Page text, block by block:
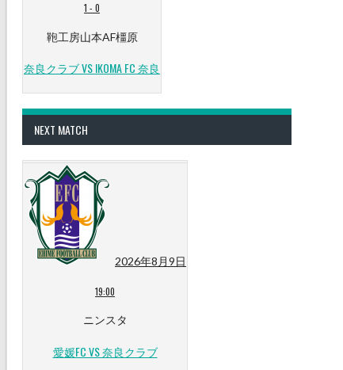
1 - 0
鞄工房山本AF橿原
奈良クラブ VS IKOMA FC 奈良
NEXT MATCH
2026年8月9日
19:00
ニンスタ
愛媛FC VS 奈良クラブ